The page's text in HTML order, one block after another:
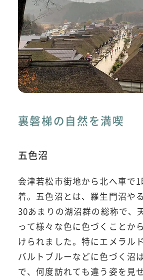
裏磐梯の自然を満喫
五色沼
会津若松市街地から北へ車で
着。五色沼とは、羅生門沼や
30あまりの湖沼群の総称で、
って様々な色に色づくことか
けられました。特にエメラル
バルトブルーなどに色づく沼
で、何度訪れても違う姿を見